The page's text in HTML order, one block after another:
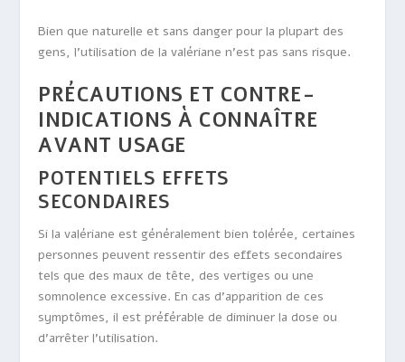
Bien que naturelle et sans danger pour la plupart des
gens, l’utilisation de la valériane n’est pas sans risque.
PRÉCAUTIONS ET CONTRE-
INDICATIONS À CONNAÎTRE
AVANT USAGE
POTENTIELS EFFETS
SECONDAIRES
Si la valériane est généralement bien tolérée, certaines
personnes peuvent ressentir des effets secondaires
tels que des maux de tête, des vertiges ou une
somnolence excessive. En cas d’apparition de ces
symptômes, il est préférable de diminuer la dose ou
d’arrêter l’utilisation.